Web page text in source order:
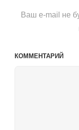
Ваш e-mail не
КОММЕНТАРИЙ